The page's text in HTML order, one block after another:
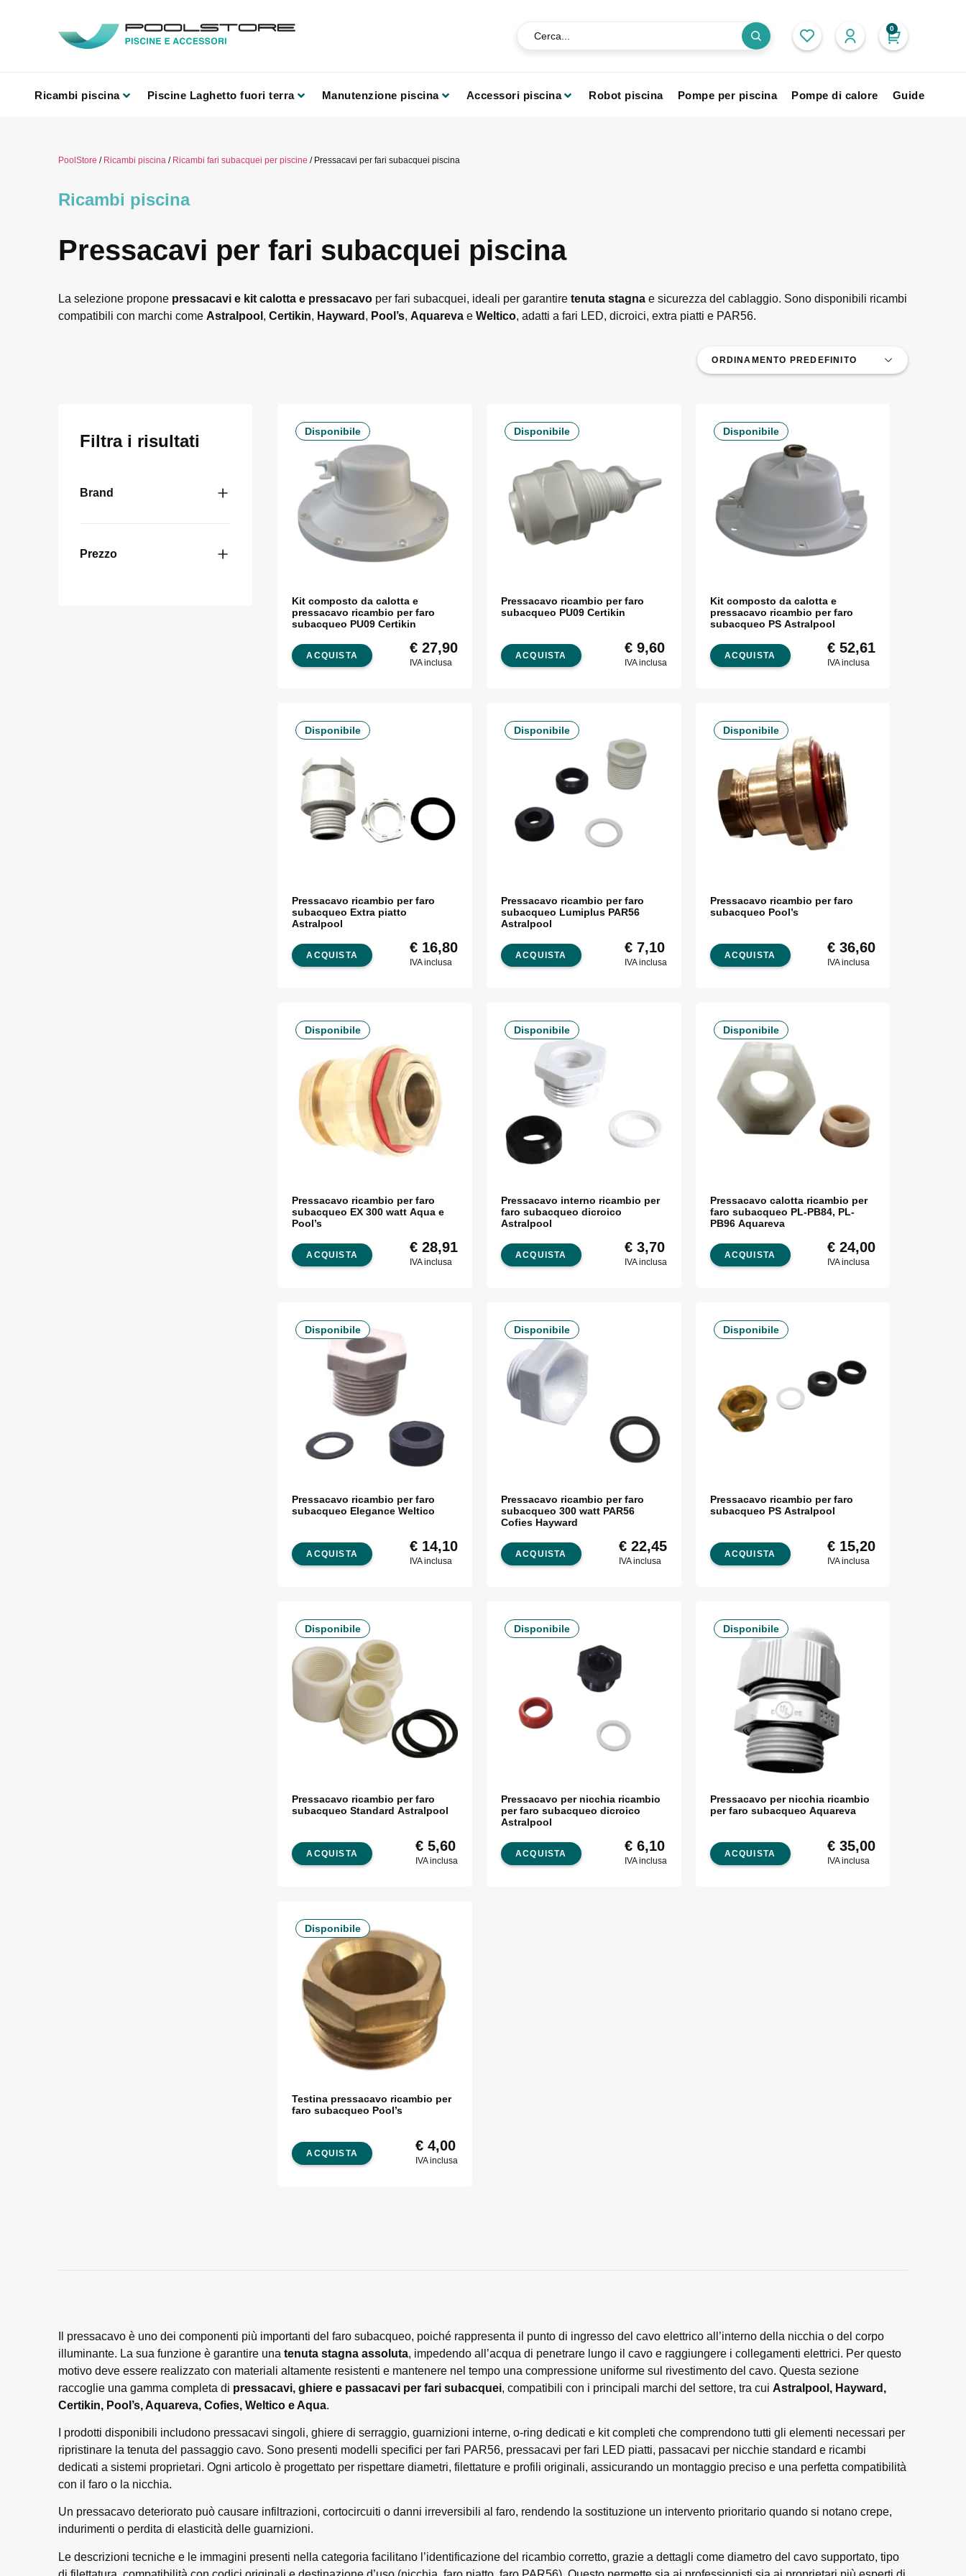
0
Ricambi piscina Piscine Laghetto fuori terra Manutenzione piscina Accessori piscina Robot piscina Pompe per piscina Pompe di calore Guide
PoolStore / Ricambi piscina/ Ricambi fari subacquei per piscine / Pressacavi per fari subacquei piscina
Ricambi piscina
Pressacavi per fari subacquei piscina
La selezione propone pressacavi e kit calotta e pressacavoper fari subacquei, ideali per garantire tenuta stagnae sicurezza del cablaggio. Sono disponibili ricambi
compatibili con marchi come Astralpool , Certikin, Hayward , Pool’s, Aquarevae Weltico, adatti a fari LED, dicroici, extra piatti e PAR56.
Filtra i risultati
Brand
Prezzo
Disponibile
Kit composto da calotta e
pressacavo ricambio per faro
subacqueo PU09 Certikin
ACQUISTA €27,90
IVA inclusa
Disponibile
Pressacavo ricambio per faro
subacqueo PU09 Certikin
ACQUISTA €9,60
IVA inclusa
Disponibile
Kit composto da calotta e
pressacavo ricambio per faro
subacqueo PS Astralpool
ACQUISTA € 52,61
IVA inclusa
Disponibile
Pressacavo ricambio per faro
subacqueo Extra piatto
Astralpool
ACQUISTA €16,80
IVA inclusa
Disponibile
Pressacavo ricambio per faro
subacqueo Lumiplus PAR56
Astralpool
ACQUISTA €7,10
IVA inclusa
Disponibile
Pressacavo ricambio per faro
subacqueo Pool’s
ACQUISTA € 36,60
IVA inclusa
Disponibile
Pressacavo ricambio per faro
subacqueo EX 300 watt Aqua e
Pool’s
ACQUISTA €28,91
IVA inclusa
Disponibile
Pressacavo interno ricambio per
faro subacqueo dicroico
Astralpool
ACQUISTA €3,70
IVA inclusa
Disponibile
Pressacavo calotta ricambio per
faro subacqueo PL-PB84, PL-
PB96 Aquareva
ACQUISTA € 24,00
IVA inclusa
Disponibile
Pressacavo ricambio per faro
subacqueo Elegance Weltico
ACQUISTA €14,10
IVA inclusa
Disponibile
Pressacavo ricambio per faro
subacqueo 300 watt PAR56
Cofies Hayward
ACQUISTA €22,45
IVA inclusa
Disponibile
Pressacavo ricambio per faro
subacqueo PS Astralpool
ACQUISTA € 15,20
IVA inclusa
Disponibile
Pressacavo ricambio per faro
subacqueo Standard Astralpool
ACQUISTA €5,60
IVA inclusa
Disponibile
Pressacavo per nicchia ricambio
per faro subacqueo dicroico
Astralpool
ACQUISTA €6,10
IVA inclusa
Disponibile
Pressacavo per nicchia ricambio
per faro subacqueo Aquareva
ACQUISTA € 35,00
IVA inclusa
Disponibile
Testina pressacavo ricambio per
faro subacqueo Pool’s
ACQUISTA €4,00
IVA inclusa
Il pressacavo è uno dei componenti più importanti del faro subacqueo, poiché rappresenta il punto di ingresso del cavo elettrico all’interno della nicchia o del corpo
illuminante. La sua funzione è garantire una tenuta stagna assoluta, impedendo all’acqua di penetrare lungo il cavo e raggiungere i collegamenti elettrici. Per questo
motivo deve essere realizzato con materiali altamente resistenti e mantenere nel tempo una compressione uniforme sul rivestimento del cavo. Questa sezione
raccoglie una gamma completa di pressacavi, ghiere e passacavi per fari subacquei, compatibili con i principali marchi del settore, tra cui Astralpool, Hayward,
Certikin, Pool’s, Aquareva, Cofies, Weltico e Aqua.
I prodotti disponibili includono pressacavi singoli, ghiere di serraggio, guarnizioni interne, o‑ring dedicati e kit completi che comprendono tutti gli elementi necessari per
ripristinare la tenuta del passaggio cavo. Sono presenti modelli specifici per fari PAR56, pressacavi per fari LED piatti, passacavi per nicchie standard e ricambi
dedicati a sistemi proprietari. Ogni articolo è progettato per rispettare diametri, filettature e profili originali, assicurando un montaggio preciso e una perfetta compatibilità
con il faro o la nicchia.
Un pressacavo deteriorato può causare infiltrazioni, cortocircuiti o danni irreversibili al faro, rendendo la sostituzione un intervento prioritario quando si notano crepe,
indurimenti o perdita di elasticità delle guarnizioni.
Le descrizioni tecniche e le immagini presenti nella categoria facilitano l’identificazione del ricambio corretto, grazie a dettagli come diametro del cavo supportato, tipo